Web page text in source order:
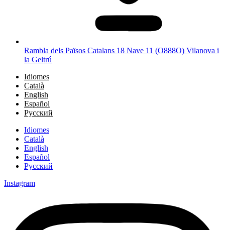
Rambla dels Països Catalans 18 Nave 11 (O888O) Vilanova i
la Geltrú
Idiomes
Català
English
Español
Русский
Idiomes
Català
English
Español
Русский
Instagram